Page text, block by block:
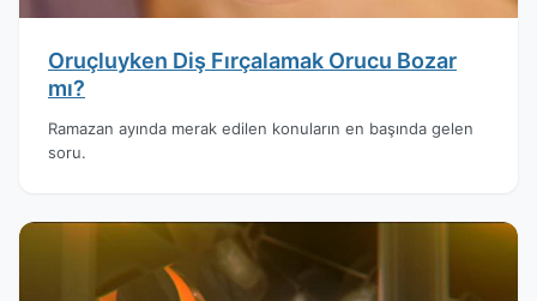
Oruçluyken Diş Fırçalamak Orucu Bozar
mı?
Ramazan ayında merak edilen konuların en başında gelen
soru.